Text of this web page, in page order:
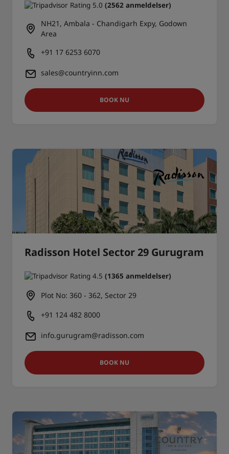
(2562 anmeldelser)
NH21, Ambala - Chandigarh Expy, Godown
Area
+91 17 6253 6070
sales@countryinn.com
BOOK NU
Radisson Hotel Sector 29 Gurugram
(1365 anmeldelser)
Plot No: 360 - 362, Sector 29
+91 124 482 8000
info.gurugram@radisson.com
BOOK NU